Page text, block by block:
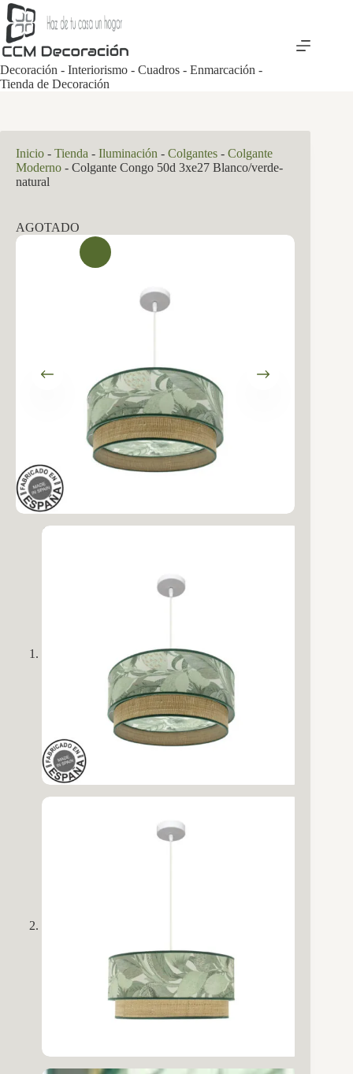
Saltar
al
contenido
Decoración - Interiorismo - Cuadros - Enmarcación -
Tienda de Decoración
Inicio - Tienda - Iluminación - Colgantes - Colgante
Moderno - Colgante Congo 50d 3xe27 Blanco/verde-
natural
AGOTADO